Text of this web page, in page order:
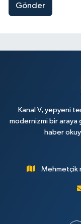
Gönder
Kanal V, yepyeni
modernizmi bir araya
haber
Mehmetçik